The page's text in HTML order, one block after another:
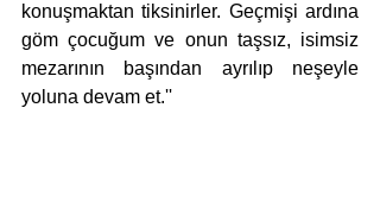
konuşmaktan tiksinirler. Geçmişi ardına
göm çocuğum ve onun taşsız, isimsiz
mezarının başından ayrılıp neşeyle
yoluna devam et.''